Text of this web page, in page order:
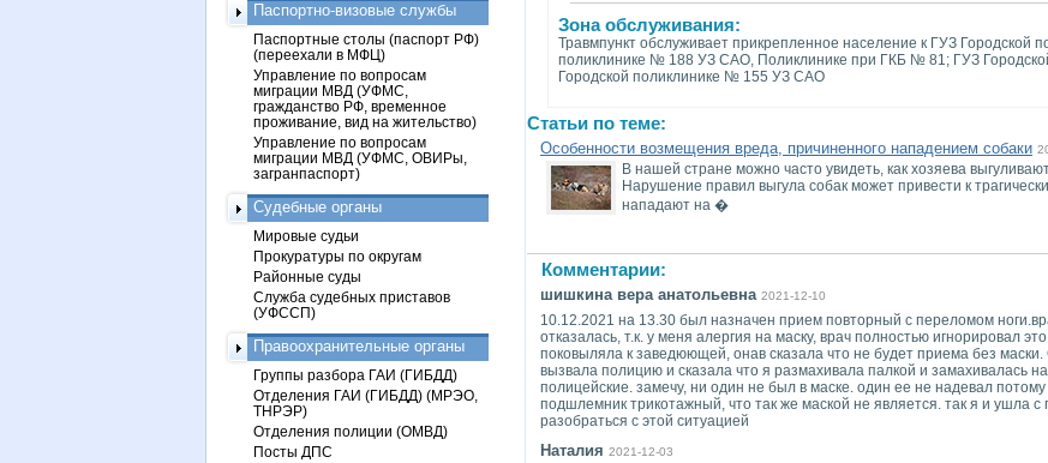
Зона обслуживания:
Травмпункт обслуживает прикрепленное население к ГУЗ
поликлинике № 188 УЗ САО, Поликлинике при ГКБ № 81; ГУЗ
Городской поликлинике № 155 УЗ САО
Статьи по теме:
Особенности возмещения вреда, причиненного нападением собаки
В нашей стране можно часто увидеть, как хозяева
Нарушение правил выгула собак может привести к
нападают на �
Комментарии:
шишкина вера анатольевна 2021-12-10
10.12.2021 на 13.30 был назначен прием повторный с переломом
отказалась, т.к. у меня алергия на маску, врач полностью игнорировал
поковыляла к заведюющей, онав сказала что не будет приема без
вызвала полицию и сказала что я размахивала палкой и замахивалась
полицейские. замечу, ни один не был в маске. один ее не надевал
подшлемник трикотажный, что так же маской не является. так я и ушла
разобраться с этой ситуацией
Наталия 2021-12-03
Паспортно-визовые службы
Паспортные столы (паспорт РФ)
(переехали в МФЦ)
Управление по вопросам
миграции МВД (УФМС,
гражданство РФ, временное
проживание, вид на жительство)
Управление по вопросам
миграции МВД (УФМС, ОВИРы,
загранпаспорт)
Судебные органы
Мировые судьи
Прокуратуры по округам
Районные суды
Служба судебных приставов
(УФССП)
Правоохранительные органы
Группы разбора ГАИ (ГИБДД)
Отделения ГАИ (ГИБДД) (МРЭО,
ТНРЭР)
Отделения полиции (ОМВД)
Посты ДПС